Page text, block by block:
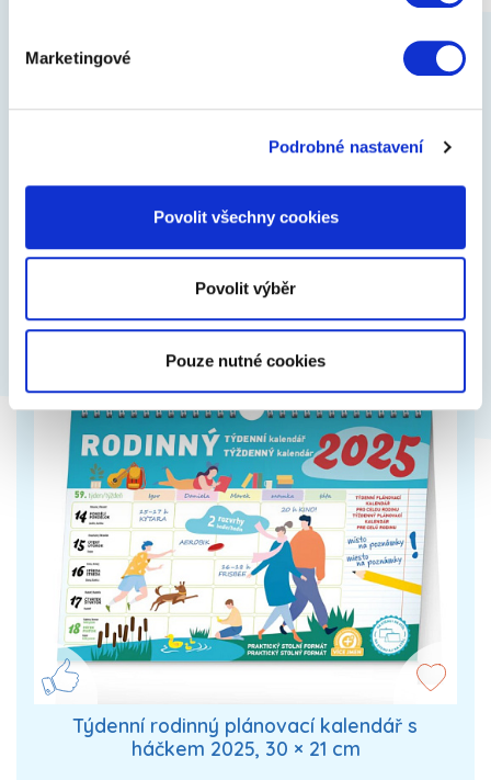
Marketingové
Podrobné nastavení
Povolit všechny cookies
Povolit výběr
Pouze nutné cookies
2025, 11 × 16 cm
Luxusní týdenní diář s magnetickým uzavíráním a s
199 Kč Zobrazit více
Týdenní rodinný plánovací kalendář s
háčkem 2025, 30 × 21 cm